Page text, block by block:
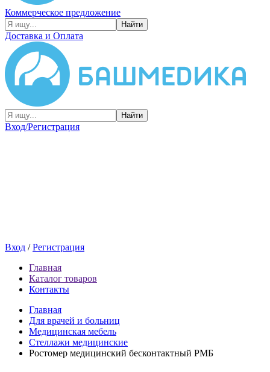
Коммерческое предложение
Найти
Доставка и Оплата
Найти
Вход/Регистрация
Вход /Регистрация
Главная
Каталог товаров
Контакты
Главная
Для врачей и больниц
Медицинская мебель
Стеллажи медицинские
Ростомер медицинский бесконтактный РМБ